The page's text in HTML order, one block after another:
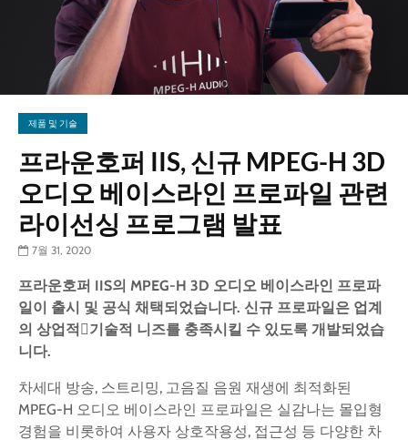
제품 및 기술
프라운호퍼 IIS, 신규 MPEG-H 3D
오디오 베이스라인 프로파일 관련
라이선싱 프로그램 발표
7월 31, 2020
프라운호퍼 IIS의 MPEG-H 3D 오디오 베이스라인 프로파
일이 출시 및 공식 채택되었습니다. 신규 프로파일은 업계
의 상업적기술적 니즈를 충족시킬 수 있도록 개발되었습
니다.
차세대 방송, 스트리밍, 고음질 음원 재생에 최적화된
MPEG-H 오디오 베이스라인 프로파일은 실감나는 몰입형
경험을 비롯하여 사용자 상호작용성, 접근성 등 다양한 차